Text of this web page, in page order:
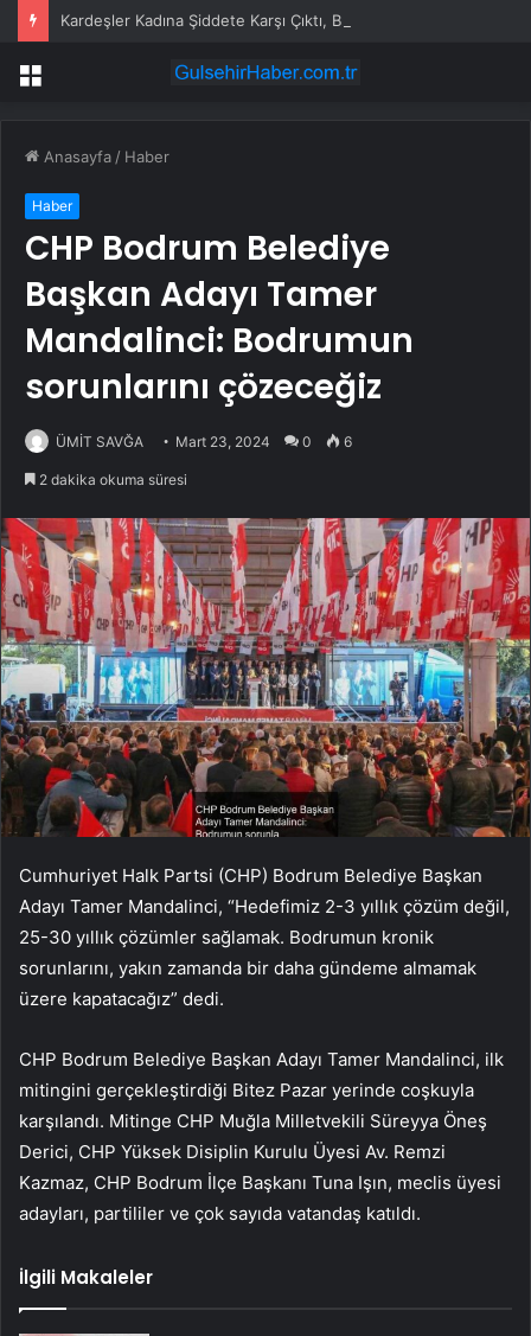
Kardeşler Kadına Şiddete Karşı Çıktı, Bıçaklandı
Menü
Anasayfa / Haber
Haber
CHP Bodrum Belediye
Başkan Adayı Tamer
Mandalinci: Bodrumun
sorunlarını çözeceğiz
ÜMİT SAVĞA Mart 23, 2024 0 6
2 dakika okuma süresi
Cumhuriyet Halk Partsi (CHP) Bodrum Belediye Başkan
Adayı Tamer Mandalinci, “Hedefimiz 2-3 yıllık çözüm değil,
25-30 yıllık çözümler sağlamak. Bodrumun kronik
sorunlarını, yakın zamanda bir daha gündeme almamak
üzere kapatacağız” dedi.
CHP Bodrum Belediye Başkan Adayı Tamer Mandalinci, ilk
mitingini gerçekleştirdiği Bitez Pazar yerinde coşkuyla
karşılandı. Mitinge CHP Muğla Milletvekili Süreyya Öneş
Derici, CHP Yüksek Disiplin Kurulu Üyesi Av. Remzi
Kazmaz, CHP Bodrum İlçe Başkanı Tuna Işın, meclis üyesi
adayları, partililer ve çok sayıda vatandaş katıldı.
İlgili Makaleler